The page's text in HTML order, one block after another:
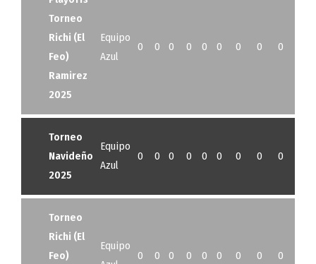
Torneo
Richi (El
Feo)
Ramirez
2025
Equipo
Azul
0 0 0 0 0 0 0 0 0
Torneo
Navideño
2025
Equipo
Azul
0 0 0 0 0 0 0 0 0
Torneo
Richi (El
Feo)
Equipo
0 0 0 0 0 0 0 0 0